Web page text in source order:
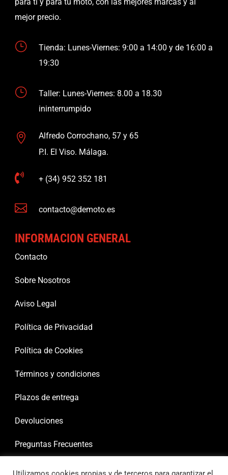
mejor precio.
}
Tienda: Lunes-Viernes: 9:00 a 14:00 y de 16:00 a
19:30
}
Taller: Lunes-Viernes: 8.00 a 18.30
ininterrumpido

Alfredo Corrochano, 57 y 65
P.I. El Viso. Málaga.
 + (34) 952 352 181
 contacto@demoto.es
INFORMACION GENERAL
Contacto
Sobre Nosotros
Aviso Legal
Política de Privacidad
Política de Cookies
Términos y condiciones
Plazos de entrega
Devoluciones
Preguntas Frecuentes